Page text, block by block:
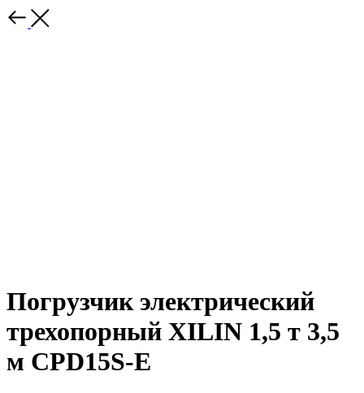
Погрузчик электрический
трехопорный XILIN 1,5 т 3,5
м CPD15S-E